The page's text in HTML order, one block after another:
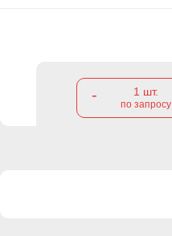
- 1 шт.
по запросу